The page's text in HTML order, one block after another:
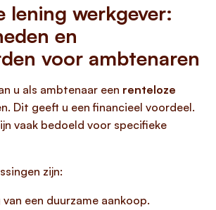
lening werkgever:
en
voor ambtenaren
u als ambtenaar een renteloze
Dit geeft u een financieel voordeel.
vaak bedoeld voor specifieke
zijn:
van een duurzame aankoop.